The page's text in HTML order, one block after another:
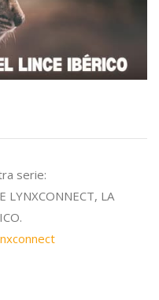
serie:
LYNXCONNECT, LA